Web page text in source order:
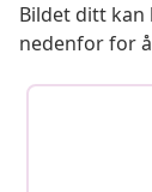
Bildet ditt kan
nedenfor for